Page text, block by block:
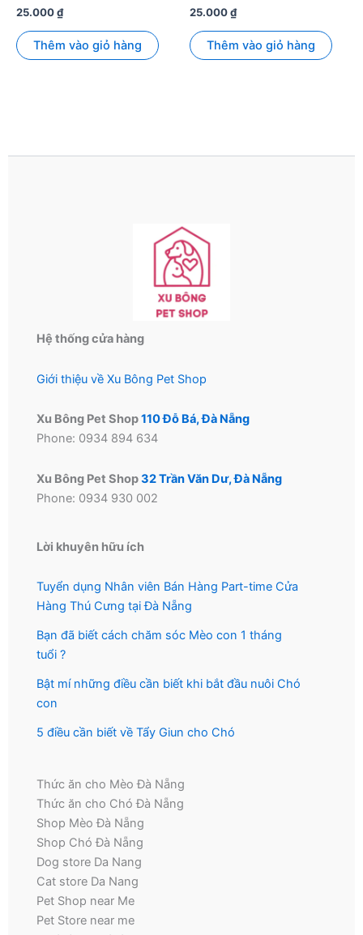
25.000₫
Thêm vào giỏ hàng
25.000₫
Thêm vào giỏ hàng
Hệ thống cửa hàng
Giới thiệu về Xu Bông Pet Shop
Xu Bông Pet Shop110 Đỗ Bá, Đà Nẵng
Phone: 0934 894 634
Xu Bông Pet Shop32 Trần Văn Dư, Đà Nẵng
Phone: 0934 930 002
Lời khuyên hữu ích
Tuyển dụng Nhân viên Bán Hàng Part-time Cửa
Hàng Thú Cưng tại Đà Nẵng
Bạn đã biết cách chăm sóc Mèo con 1 tháng
tuổi ?
Bật mí những điều cần biết khi bắt đầu nuôi Chó
con
5 điều cần biết về Tẩy Giun cho Chó
Thức ăn cho Mèo Đà Nẵng
Thức ăn cho Chó Đà Nẵng
Shop Mèo Đà Nẵng
Shop Chó Đà Nẵng
Dog store Da Nang
Cat store Da Nang
Pet Shop near Me
Pet Store near me